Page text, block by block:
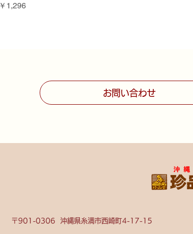
価格
￥1,296
お問い合わせ
〒901-0306 沖縄県糸満市西崎町4-17-15